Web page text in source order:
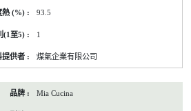
93.5
1
煤氣企業有限公司
Mia Cucina